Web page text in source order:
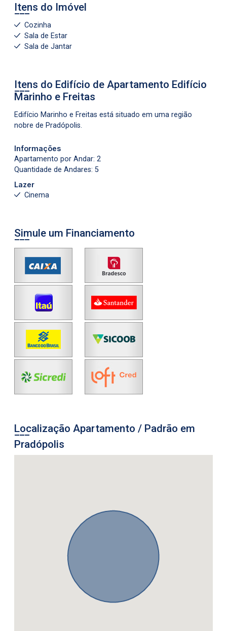
Itens do Imóvel
Cozinha
Sala de Estar
Sala de Jantar
Itens do Edifício de Apartamento Edifício
Marinho e Freitas
Edifício Marinho e Freitas está situado em uma região
nobre de Pradópolis.
Informações
Apartamento por Andar: 2
Quantidade de Andares: 5
Lazer
Cinema
Simule um Financiamento
Localização Apartamento / Padrão em
Pradópolis